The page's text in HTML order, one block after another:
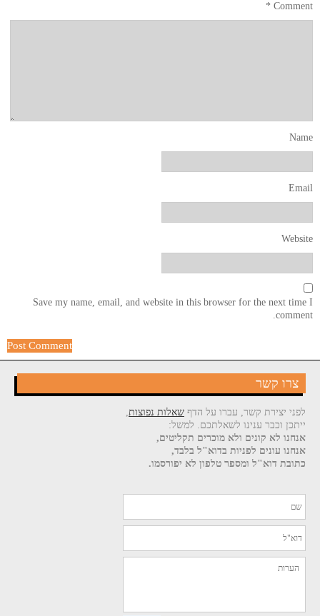
Comment
*
Name
Email
Website
Save my name, email, and website in this browser for the next time I
comment.
צרו קשר
לפני יצירת קשר, עברו על הדף שאלות נפוצות,
ייתכן וכבר ענינו לשאלתכם. למשל:
אנחנו לא קונים ולא מוכרים תקליטים,
אנחנו עונים לפניות בדוא"ל בלבד,
כתובת דוא"ל ומספר טלפון לא יפורסמו.